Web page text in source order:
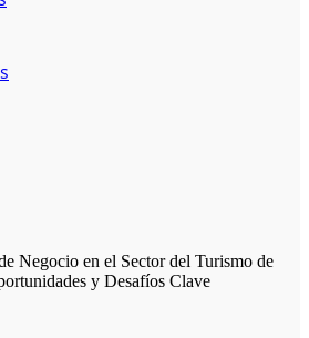
Negocio en el Sector del Turismo de
y Desafíos Clave